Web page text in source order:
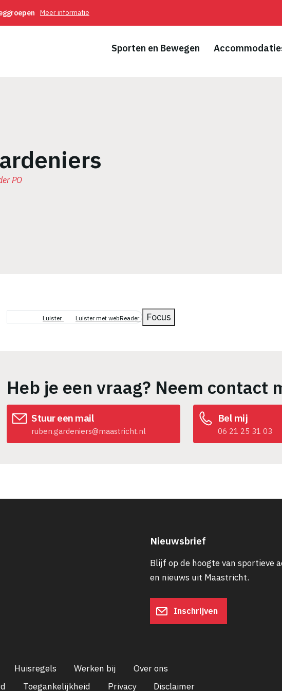
Meer informatie
Sporten en Bewegen
PO
Luister Luister met webReader Focus
Heb je een vraag? Neem contact
Stuur een mail
ruben.gardeniers@maastricht.nl
Bel mij
06 21 25 31 03
Nieuwsbrief
Blijf op de hoogte van sportieve
en nieuws uit Maastricht.
Inschrijven
Huisregels Werken bij
Over ons
Toegankelijkheid Privacy Disclaimer